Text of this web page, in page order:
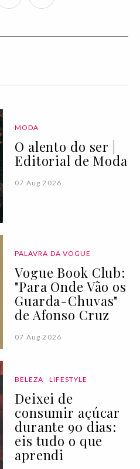
MODA
O alento do ser |
Editorial de Moda
07 Aug 2026
PALAVRA DA VOGUE
Vogue Book Club:
"Para Onde Vão os
Guarda-Chuvas"
de Afonso Cruz
07 Aug 2026
BELEZA LIFESTYLE
Deixei de
consumir açúcar
durante 90 dias:
eis tudo o que
aprendi